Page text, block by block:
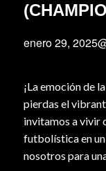
enero 29,
¡La emoción de
pierdas el
invitamos a vivir
futbolística en un
nosotros para